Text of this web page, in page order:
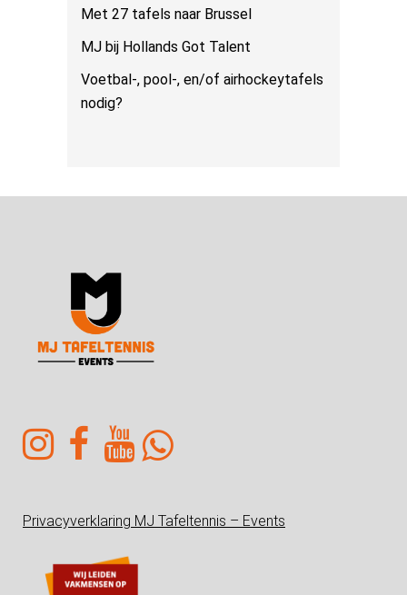
Met 27 tafels naar Brussel
MJ bij Hollands Got Talent
Voetbal-, pool-, en/of airhockeytafels
nodig?
Privacyverklaring MJ Tafeltennis – Events